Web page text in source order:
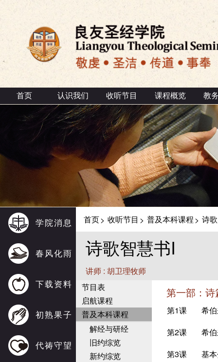
首页 认识我们 收听节目 课程概览 教
学院消息
春风化雨
下载资料
初熟果子
代祷守望
首页> 收听节目 > 普及本科课程> 诗
诗歌智慧书I
讲师 : 胡卫理牧师
节目表
启航课程
普及本科课程
解经与研经
旧约综览
新约综览
第一部：诗
第1课
希
第2课
希
第3课
基